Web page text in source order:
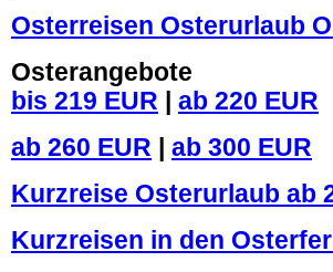
Osterreisen Osterurlaub
Osterangebote
bis 219 EUR
ab 220 EUR
ab 260 EUR
ab 300 EUR
Kurzreise Osterurlaub ab
Kurzreisen in den